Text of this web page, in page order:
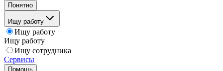
Понятно
Ищу работу
Ищу работу
Ищу работу
Ищу сотрудника
Сервисы
Помощь